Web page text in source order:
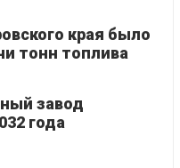
края было
тонн топлива
завод
года